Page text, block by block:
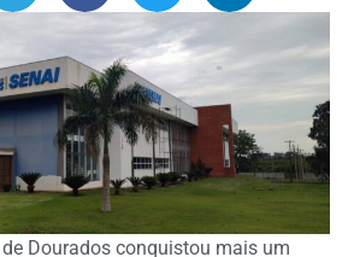
Dourados conquistou mais um